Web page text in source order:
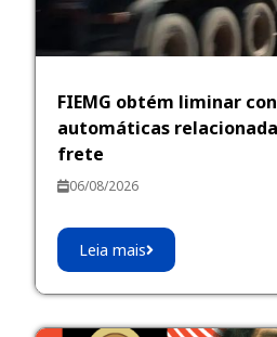
FIEMG obtém liminar
automáticas
frete
06/08/2026
Leia mais